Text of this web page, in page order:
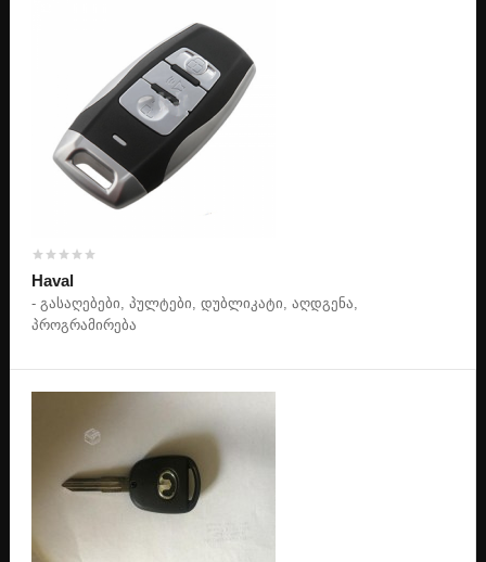
Haval
- გასაღებები, პულტები, დუბლიკატი, აღდგენა,
პროგრამირება